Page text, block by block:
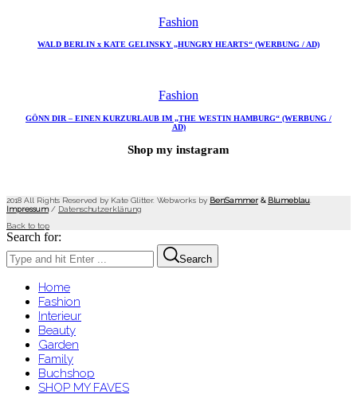
Fashion
WALD BERLIN x KATE GELINSKY „HUNGRY HEARTS“ (WERBUNG / AD)
Fashion
GÖNN DIR – EINEN KURZURLAUB IM „THE WESTIN HAMBURG“ (WERBUNG /
AD)
Shop my instagram
2018 All Rights Reserved by Kate Glitter. Webworks by BenSammer & Blumeblau
Impressum/ Datenschutzerklärung
Back to top
Search for:
Search
Home
Fashion
Interieur
Beauty
Garden
Family
Buchshop
SHOP MY FAVES